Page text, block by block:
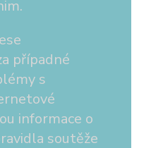
případné
s
informace o
soutěže